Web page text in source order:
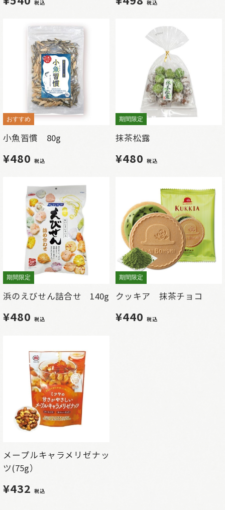
税込 税込
おすすめ
小魚習慣 80g
¥480税込
期間限定
抹茶松露
¥480税込
期間限定
浜のえびせん詰合せ 140g
¥480税込
期間限定
クッキア 抹茶チョコ
¥440税込
メープルキャラメリゼナッ
ツ(75g）
¥432税込